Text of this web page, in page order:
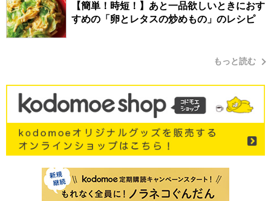
【簡単！時短！】あと一品欲しいときにおす
すめの「卵とレタスの炒めもの」のレシピ
もっと読む